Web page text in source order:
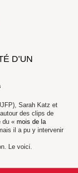
D’UN
Sarah Katz et
des clips de
du « mois de la
il a pu y intervenir
Le voici.